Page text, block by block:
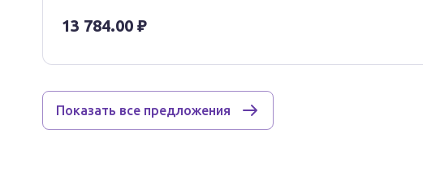
Раствор натрия гиалуроната распределяется местно в
локальным преобразованиям, оказывая смазывающее
Извлечение или замена средства неприменима, так как он
Инструкция
13 784.00 ₽
Показать все предложения